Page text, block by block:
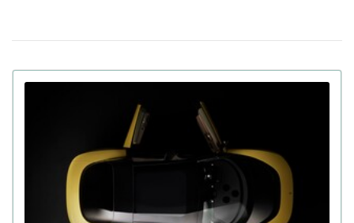
21 января 16:54
В Украине выставили на продажу
двухместный пассажирский дрон: цена и время полета
Apple интегрирует искусственный интеллект
Gemini в персонального помощника Siri за $1 млрд в
130 дюймов, на которых не потеряются детали:
хит CES 2026 – телевизор Samsung Micro RGB